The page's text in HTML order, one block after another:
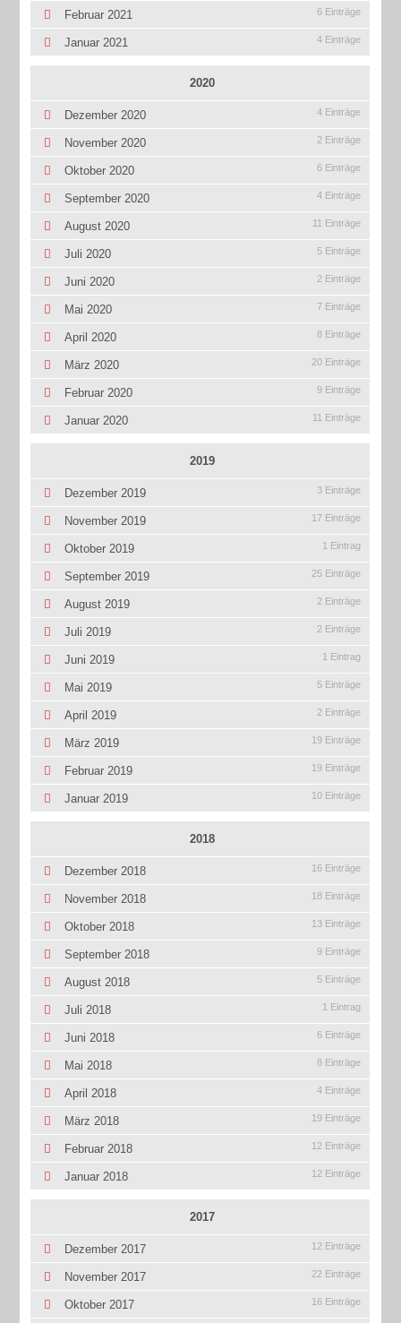
Februar 2021 6 Einträge
Januar 2021 4 Einträge
2020
Dezember 2020 4 Einträge
November 2020 2 Einträge
Oktober 2020 6 Einträge
September 2020 4 Einträge
August 2020 11 Einträge
Juli 2020 5 Einträge
Juni 2020 2 Einträge
Mai 2020 7 Einträge
April 2020 8 Einträge
März 2020 20 Einträge
Februar 2020 9 Einträge
Januar 2020 11 Einträge
2019
Dezember 2019 3 Einträge
November 2019 17 Einträge
Oktober 2019 1 Eintrag
September 2019 25 Einträge
August 2019 2 Einträge
Juli 2019 2 Einträge
Juni 2019 1 Eintrag
Mai 2019 5 Einträge
April 2019 2 Einträge
März 2019 19 Einträge
Februar 2019 19 Einträge
Januar 2019 10 Einträge
2018
Dezember 2018 16 Einträge
November 2018 18 Einträge
Oktober 2018 13 Einträge
September 2018 9 Einträge
August 2018 5 Einträge
Juli 2018 1 Eintrag
Juni 2018 6 Einträge
Mai 2018 8 Einträge
April 2018 4 Einträge
März 2018 19 Einträge
Februar 2018 12 Einträge
Januar 2018 12 Einträge
2017
Dezember 2017 12 Einträge
November 2017 22 Einträge
Oktober 2017 16 Einträge